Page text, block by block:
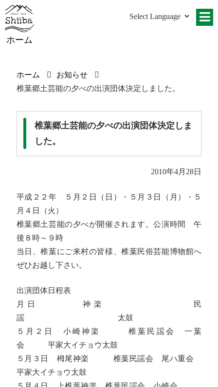
ホーム
ホーム
お知らせ
椎葉郷土芸能の夕べの出演団体決定しました。
椎葉郷土芸能の夕べの出演団体決定しま
した。
2010年4月28日
平成２２年 ５月２日（日）・５月３日（月）・５
月４日（火）
椎葉郷土芸能の夕べが開催されます。公演時間 午
後８時～９時
当日、椎葉にご来村の皆様、椎葉民俗芸能博物館へ
ぜひお越し下さい。
出演団体日程表
月日 神楽 民
謡 太鼓
５月２日 小崎神楽 椎葉民謡会 一葉
会 平家大イチョウ太鼓
５月３日 栂尾神楽 椎葉民謡会 尾ハ重会
平家大イチョウ太鼓